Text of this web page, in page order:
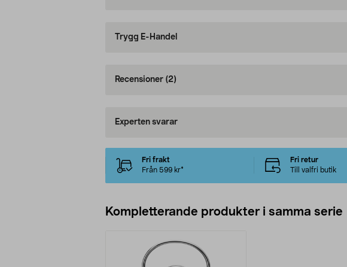
Trygg E-Handel
Recensioner (2)
Experten svarar
Fri frakt
Från 599 kr*
Fri retur
Till valfri butik
Kompletterande produkter i samma serie